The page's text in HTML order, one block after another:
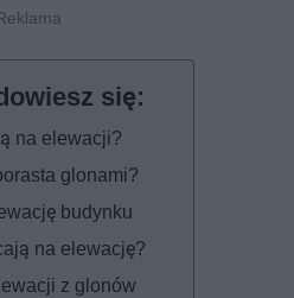
na elewacji?
glonami?
budynku
na elewację?
z glonów